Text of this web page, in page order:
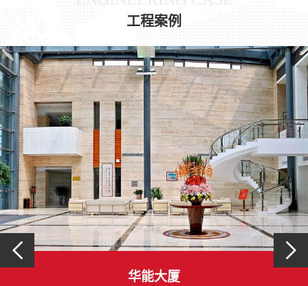
工程案例
华能大厦